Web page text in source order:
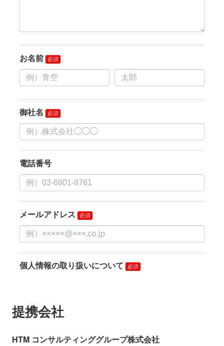
提携会社
HTM コンサルティンググループ株式会社